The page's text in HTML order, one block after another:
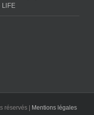
LIFE
réservés | Mentions légales